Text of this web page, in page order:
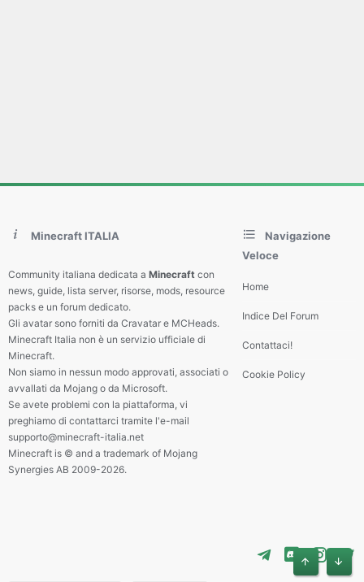
Minecraft ITALIA
Community italiana dedicata a Minecraft con
news, guide, lista server, risorse, mods, resource
packs e un forum dedicato.
Gli avatar sono forniti da Cravatar e MCHeads.
Minecraft Italia non è un servizio ufficiale di
Minecraft.
Non siamo in nessun modo approvati, associati o
avvallati da Mojang o da Microsoft.
Se avete problemi con la piattaforma, vi
preghiamo di contattarci tramite l'e-mail
supporto@minecraft-italia.net
Minecraft is © and a trademark of Mojang
Synergies AB 2009-2026.
Navigazione
Veloce
Home
Indice Del Forum
Contattaci!
Cookie Policy
Alto Basso